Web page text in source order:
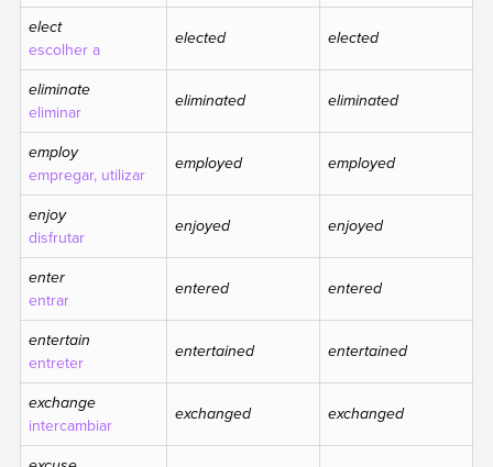
elect
escolher a elected elected
eliminate
eliminar eliminated eliminated
employ
empregar, utilizar employed employed
enjoy
disfrutar enjoyed enjoyed
enter
entrar entered entered
entertain
entreter entertained entertained
exchange
intercambiar exchanged exchanged